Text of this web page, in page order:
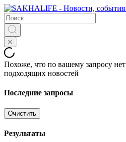
Похоже, что по вашему запросу нет
подходящих новостей
Последние запросы
Очистить
Результаты